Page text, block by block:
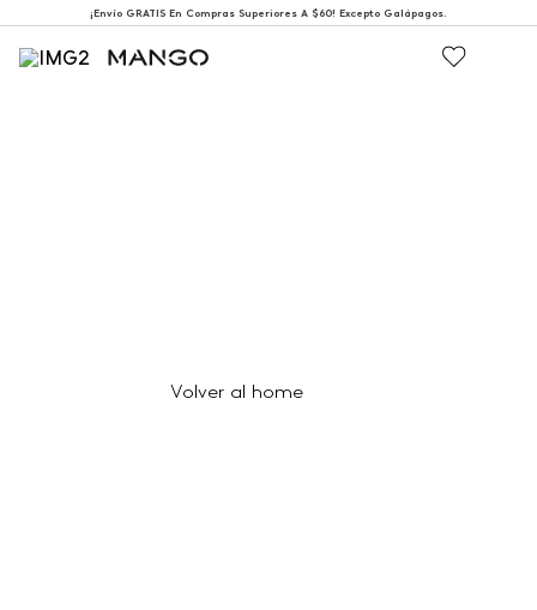
¡Envío GRATIS En Compras Superiores A $60! Excepto Galápagos.
Volver al home